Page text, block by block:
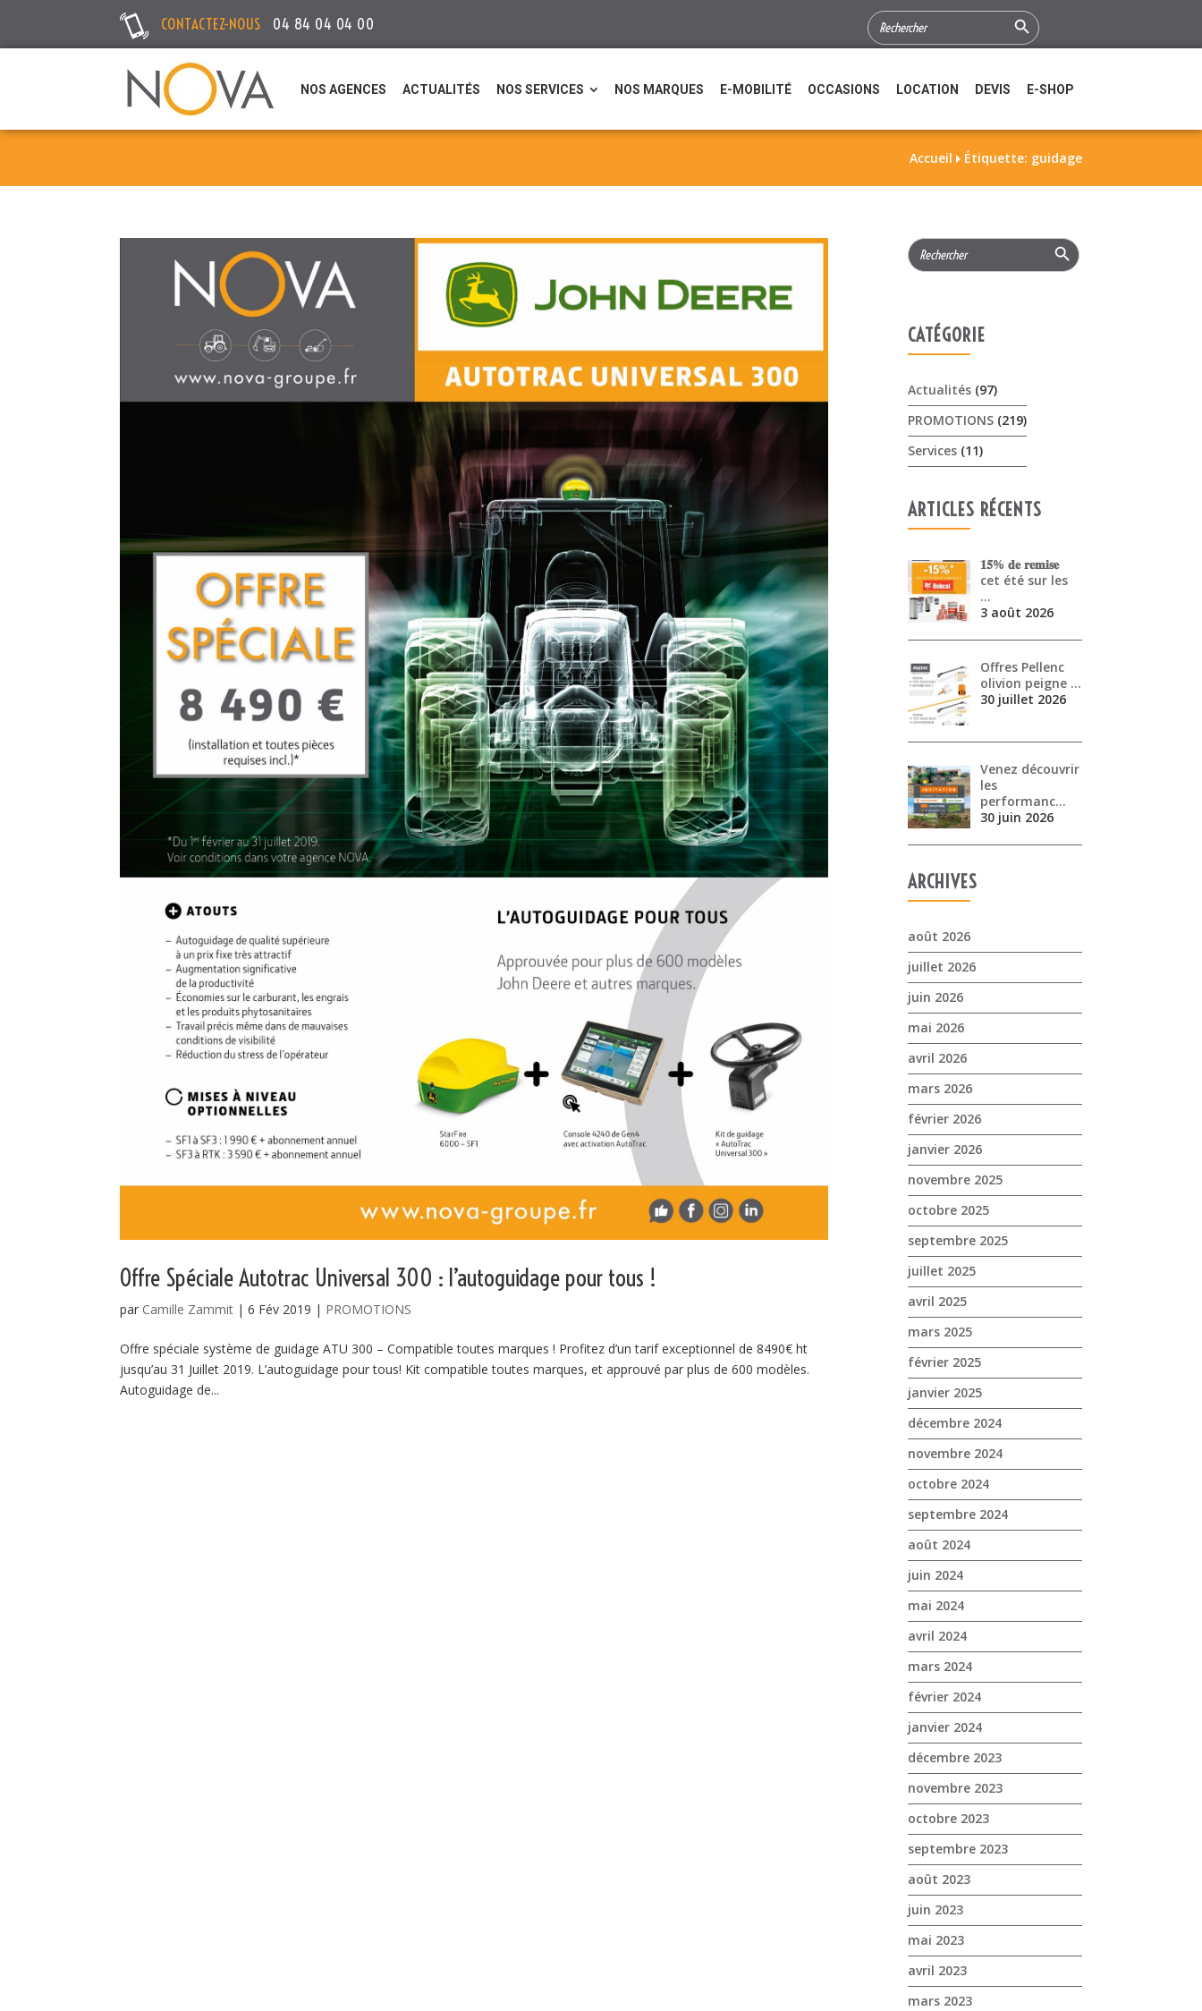
CONTACTEZ-NOUS 04 84 04 04 00
SEARCH
FOR:
Search Button
NOS AGENCES ACTUALITÉS NOS SERVICES NOS MARQUES E-MOBILITÉ OCCASIONS LOCATION DEVIS E-SHOP
Accueil  Étiquette: guidage
Offre Spéciale Autotrac Universal 300 : l’autoguidage pour tous !
par Camille Zammit |6 Fév 2019 | PROMOTIONS
Offre spéciale système de guidage ATU 300 – Compatible toutes marques ! Profitez d’un tarif exceptionnel de 8490€ ht
jusqu’au 31 Juillet 2019. L’autoguidage pour tous! Kit compatible toutes marques, et approuvé par plus de 600 modèles.
Autoguidage de...
Search
for:
Search Button
CATÉGORIE
Actualités (97)
PROMOTIONS (219)
Services (11)
ARTICLES RÉCENTS
𝟏𝟓% 𝐝𝐞 𝐫𝐞𝐦𝐢𝐬𝐞
cet été sur les
…
3 août 2026
Offres Pellenc
olivion peigne …
30 juillet 2026
Venez découvrir
les
performanc…
30 juin 2026
ARCHIVES
août 2026
juillet 2026
juin 2026
mai 2026
avril 2026
mars 2026
février 2026
janvier 2026
novembre 2025
octobre 2025
septembre 2025
juillet 2025
avril 2025
mars 2025
février 2025
janvier 2025
décembre 2024
novembre 2024
octobre 2024
septembre 2024
août 2024
juin 2024
mai 2024
avril 2024
mars 2024
février 2024
janvier 2024
décembre 2023
novembre 2023
octobre 2023
septembre 2023
août 2023
juin 2023
mai 2023
avril 2023
mars 2023